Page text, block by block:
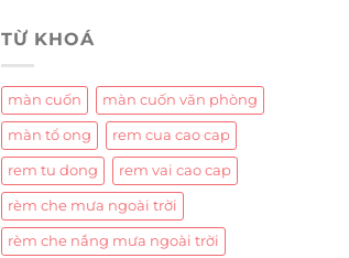
TỪ KHOÁ
màn cuốn màn cuốn văn phòng
màn tổ ong rem cua cao cap
rem tu dong rem vai cao cap
rèm che mưa ngoài trời
rèm che nắng mưa ngoài trời